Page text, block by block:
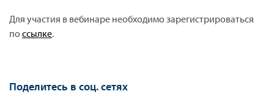
Для участия в вебинаре необходимо зарегистрироваться
поссылке.
Поделитесь в соц. сетях